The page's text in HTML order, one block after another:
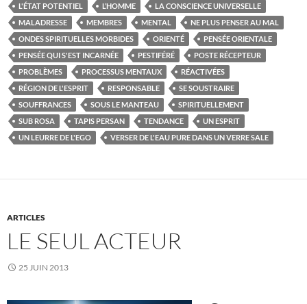
L'ÉTAT POTENTIEL
L’HOMME
LA CONSCIENCE UNIVERSELLE
MALADRESSE
MEMBRES MENTAL
NE PLUS PENSER AU MAL
ONDES SPIRITUELLES MORBIDES
ORIENTÉ
PENSÉE ORIENTALE
PENSÉE QUI S'EST INCARNÉE
PESTIFÉRÉ
POSTE RÉCEPTEUR
PROBLÈMES
PROCESSUS MENTAUX
RÉACTIVÉES
RÉGION DE L'ESPRIT
RESPONSABLE
SE SOUSTRAIRE
SOUFFRANCES
SOUS LE MANTEAU
SPIRITUELLEMENT
SUB ROSA
TAPIS PERSAN TENDANCE
UN ESPRIT
UN LEURRE DE L'EGO
VERSER DE L'EAU PURE DANS UN VERRE SALE
ARTICLES
LE SEUL ACTEUR
25 JUIN 2013